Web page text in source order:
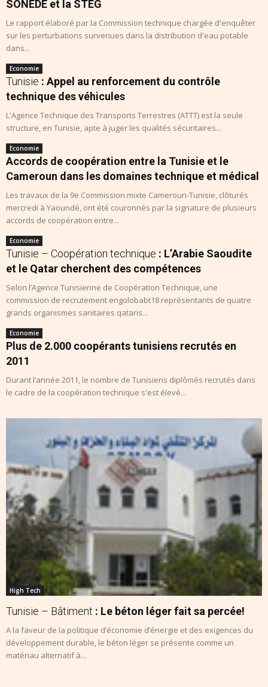
SONEDE et la STEG
Le rapport élaboré par la Commission technique chargée d'enquêter
sur les perturbations survenues dans la distribution d'eau potable
dans...
Economie
Tunisie : Appel au renforcement du contrôle
technique des véhicules
L'Agence Technique des Transports Terrestres (ATTT) est la seule
structure, en Tunisie, apte à juger les qualités sécuritaires...
Economie
Accords de coopération entre la Tunisie et le
Cameroun dans les domaines technique et médical
Les travaux de la 9e Commission mixte Cameroun-Tunisie, clôturés
mercredi à Yaoundé, ont été couronnés par la signature de plusieurs
accords de coopération entre...
Economie
Tunisie – Coopération technique : L’Arabie Saoudite
et le Qatar cherchent des compétences
Selon l’Agence Tunisienne de Coopération Technique, une
commission de recrutement engolobabt18 représentants de quatre
grands organismes sanitaires qataris...
Economie
Plus de 2.000 coopérants tunisiens recrutés en
2011
Durant l’année 2011, le nombre de Tunisiens diplômés recrutés dans
le cadre de la coopération technique s'est élevé...
High Tech
Tunisie – Bâtiment : Le béton léger fait sa percée!
A la faveur de la politique d’économie d’énergie et des exigences du
développement durable, le béton léger se présente comme un
matériau alternatif à...